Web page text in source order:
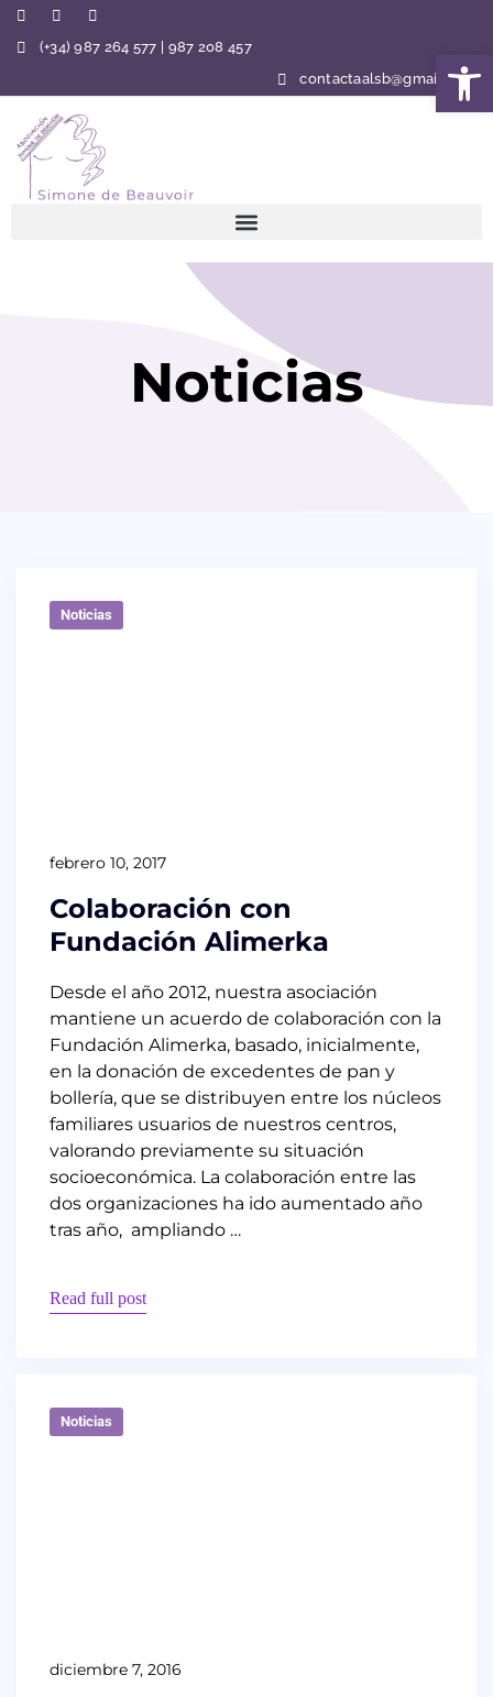
Abrir
(+34) 987 264 577 | 987 208 457
contactaalsb@gmail.com
Noticias
Noticias
febrero 10, 2017
Colaboración con
Fundación Alimerka
Desde el año 2012, nuestra asociación
mantiene un acuerdo de colaboración con la
Fundación Alimerka, basado, inicialmente,
en la donación de excedentes de pan y
bollería, que se distribuyen entre los núcleos
familiares usuarios de nuestros centros,
valorando previamente su situación
socioeconómica. La colaboración entre las
dos organizaciones ha ido aumentado año
tras año, ampliando …
Read full post
Noticias
diciembre 7, 2016